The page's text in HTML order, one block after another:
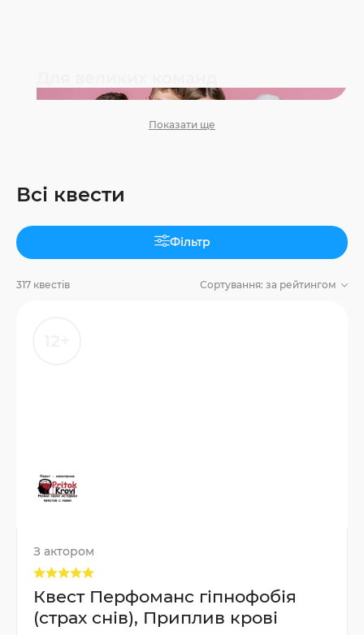
Показати ще
Всі квести
Фільтр
317 квестів Сортування: за рейтингом
З актором
Квест Перфоманс гіпнофобія
(страх снів), Приплив крові